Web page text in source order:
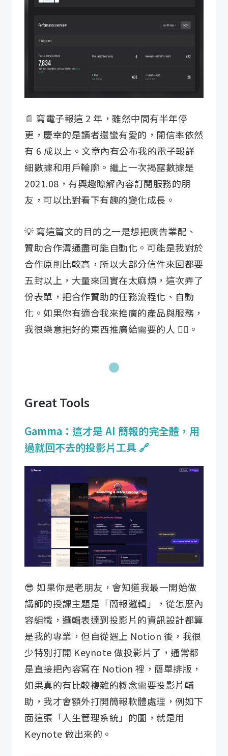
📄 寫電子報這 2 年，雖然中間有半年停
更，慶幸的是讀者還蠻有愛的，開信率依然
有 6 成以上。文章內有公布我的電子報詳
細數據和用戶輪廓。繼上一次揭露數據是
2021.08，有興趣瞭解內容訂閱服務的朋
友，可以比對看下有趣的變化成長。​
💡 寫這篇文的目的之一是想把廣告業配、
贊助合作溝通盡可能自動化。可能是我對於
合作原則比較高，所以大部分信件來回都要
五封以上，大量來回實在太麻煩，這次弄了
份表單，把合作贊助的任務流程化、自動
化。如果你有適合我來推廣的產品與服務，
我很樂意把好的東西推廣給需要的人 👍🏼。
Great Tools
Gamma：這才是 AI 簡報的完全體，用
過就回不去的投影片工具 🔗
😎 如果你是老朋友，會知道我最一開始做
講師的授課主題是「簡報邏輯」，從怎麼內
容組織，邏輯表達到投影片的資訊設計都算
是我的專業，但自從遇上 Notion 後，我很
少特別打開 Keynote 做投影片了，通常都
是直接把內容寫在 Notion 裡，簡單排版，
如果真的有比較複雜的概念需要投影片輔
助，我才會額外打開簡報軟體處理，例如下
面這張「人生管理系統」的圖，就是用
Keynote 做出來的。